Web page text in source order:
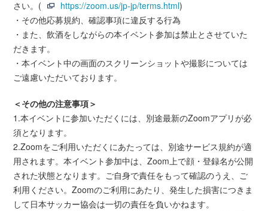
さい。( https://zoom.us/jp-jp/terms.html)
・その他応募規約、確認事項に違反する行為
・また、飲酒をしながらの本イベント参加は禁止とさせていた
だきます。
・本イベント中の画面のスクリーンショットや撮影については
ご遠慮いただいております。
＜その他の注意事項＞
1.本イベントに参加いただくには、別途最新のZoomアプリが必
須となります。
2.Zoomをご利用いただくにあたっては、別途サービス規約が適
用されます。本イベント参加中は、Zoom上で顔・登録名が公開
された状態となります。ご自身で責任をもって確認のうえ、ご
利用ください。Zoomのご利用にあたり、発生した損害につきま
して日本サッカー協会は一切の責任を負いかねます。